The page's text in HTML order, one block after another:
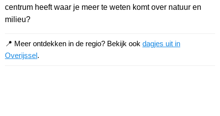
centrum heeft waar je meer te weten komt over natuur en
milieu?
📍 Meer ontdekken in de regio? Bekijk ook dagjes uit in
Overijssel.